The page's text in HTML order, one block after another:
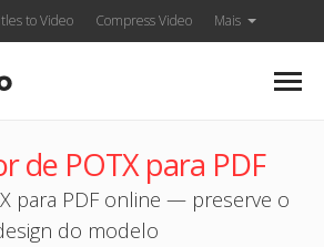
to Video Compress Video Mais
de POTX para PDF
para PDF online — preserve o
do modelo